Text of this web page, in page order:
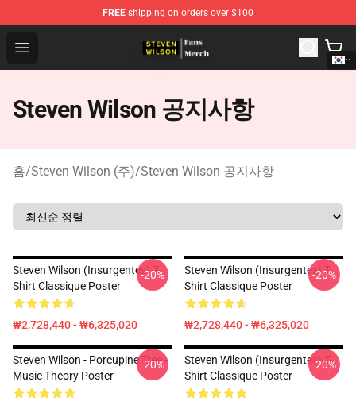
FREE shipping on orders over $100
Open menu
Steven Wilson Store - Official Steven Wilson
Steven Wilson 공지사항
홈/Steven Wilson (주)/Steven Wilson 공지사항
Steven Wilson (insurgentes) T-
Shirt Classique Poster
₩2,728,440 - ₩6,325,020
-20%
Steven Wilson (insurgentes) T-
Shirt Classique Poster
₩2,728,440 - ₩6,325,020
-20%
Steven Wilson - Porcupine Tree -
Music Theory Poster
-20%
Steven Wilson (insurgentes) T-
Shirt Classique Poster
-20%